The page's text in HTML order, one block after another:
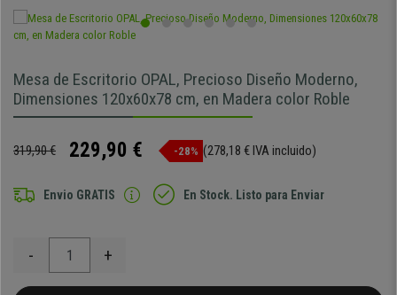
Mesa de Escritorio OPAL, Precioso Diseño Moderno,
Dimensiones 120x60x78 cm, en Madera color Roble
319,90 € 229,90 € -28% (278,18 € IVA incluido)
Envio GRATIS En Stock. Listo para Enviar
- +